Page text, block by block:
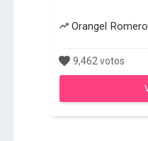
Orangel
9,462 votos